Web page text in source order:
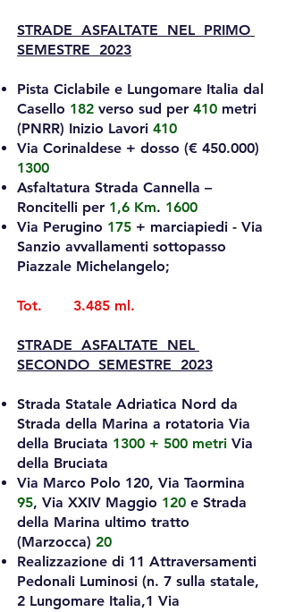
STRADE ASFALTATE NEL PRIMO
SEMESTRE 2023
Pista Ciclabile e Lungomare Italia dal
Casello 182 verso sud per 410 metri
(PNRR) Inizio Lavori 410
Via Corinaldese + dosso (€ 450.000)
1300
Asfaltatura Strada Cannella –
Roncitelli per 1,6 Km. 1600
Via Perugino 175 + marciapiedi - Via
Sanzio avvallamenti sottopasso
Piazzale Michelangelo;
Tot. 3.485 ml.
STRADE ASFALTATE NEL
SECONDO SEMESTRE 2023
Strada Statale Adriatica Nord da
Strada della Marina a rotatoria Via
della Bruciata 1300 + 500 metri Via
della Bruciata
Via Marco Polo 120, Via Taormina
95, Via XXIV Maggio 120 e Strada
della Marina ultimo tratto
(Marzocca) 20
Realizzazione di 11 Attraversamenti
Pedonali Luminosi (n. 7 sulla statale,
2 Lungomare Italia,1 Via